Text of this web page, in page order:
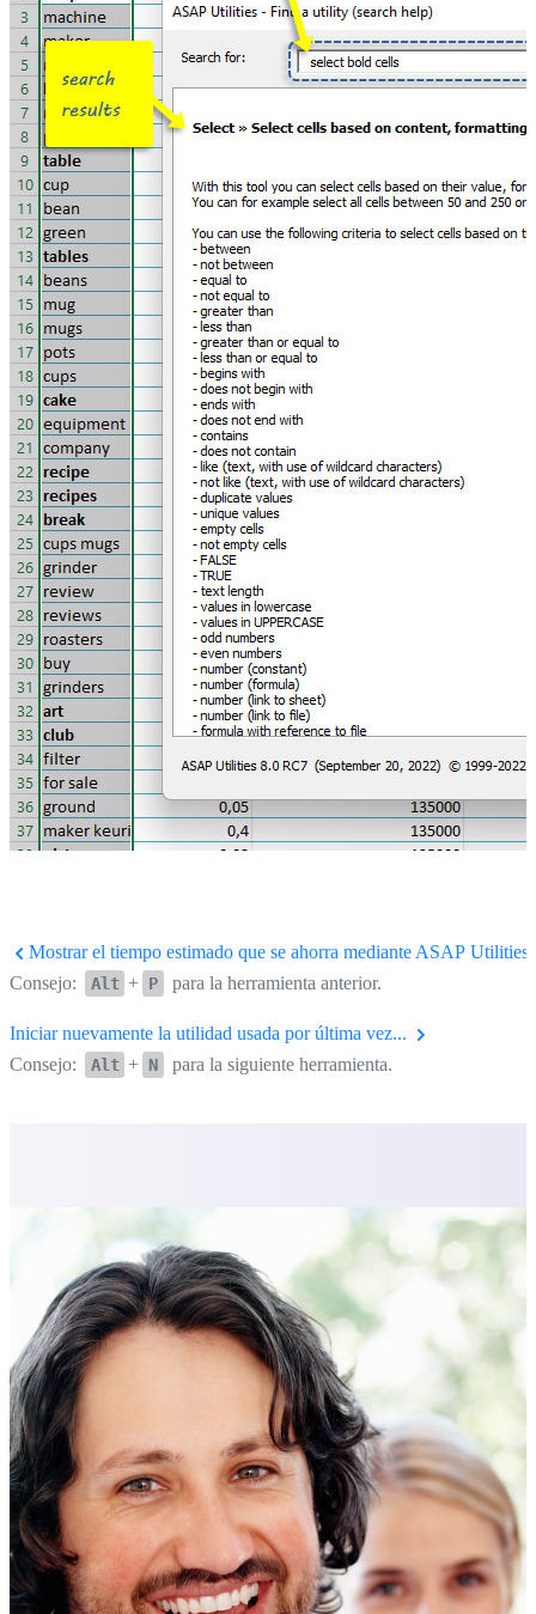
Mostrar el tiempo estimado que se ahorra mediante ASAP Utilities
Consejo:
Alt + P para la herramienta anterior.
Iniciar nuevamente la utilidad usada por última vez...
Consejo:
Alt + N para la siguiente herramienta.